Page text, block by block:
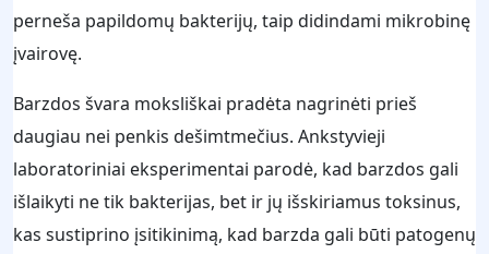
perneša papildomų bakterijų, taip didindami mikrobinę
įvairovę.
Barzdos švara moksliškai pradėta nagrinėti prieš
daugiau nei penkis dešimtmečius. Ankstyvieji
laboratoriniai eksperimentai parodė, kad barzdos gali
išlaikyti ne tik bakterijas, bet ir jų išskiriamus toksinus,
kas sustiprino įsitikinimą, kad barzda gali būti patogenų